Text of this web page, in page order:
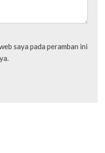
saya pada peramban ini